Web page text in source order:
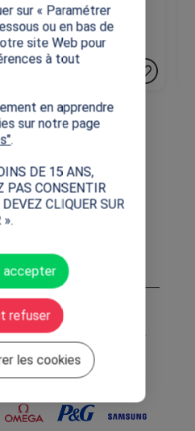
Activités
Mondiaux
sur « Paramétrer
ou en bas de
site Web pour
à tout
en apprendre
sur notre page
.
DE 15 ANS,
PAS CONSENTIR
CLIQUER SUR
».
accepter
refuser
les cookies